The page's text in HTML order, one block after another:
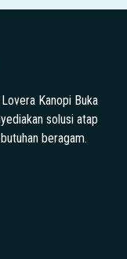
Kanopi Buka
solusi atap
beragam.